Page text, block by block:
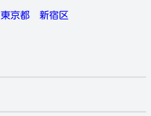
東京都 新宿区